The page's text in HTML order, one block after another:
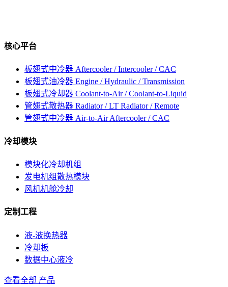
核心平台
板翅式中冷器 Aftercooler / Intercooler / CAC
板翅式油冷器 Engine / Hydraulic / Transmission
板翅式冷却器 Coolant-to-Air / Coolant-to-Liquid
管翅式散热器 Radiator / LT Radiator / Remote
管翅式中冷器 Air-to-Air Aftercooler / CAC
冷却模块
模块化冷却机组
发电机组散热模块
风机机舱冷却
定制工程
液-液换热器
冷却板
数据中心液冷
查看全部 产品